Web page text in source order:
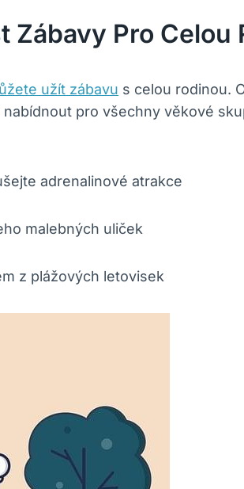
Zábavy Pro Celou
užít zábavu s celou rodinou.
pro všechny věkové
adrenalinové atrakce
malebných uliček
z plážových letovisek